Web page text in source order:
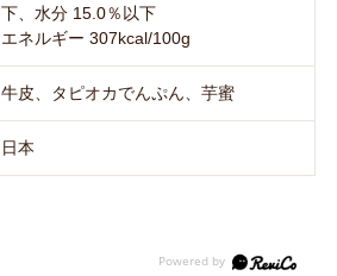
下、水分 15.0％以下
エネルギー 307kcal/100g
牛皮、タピオカでんぷん、芋蜜
日本